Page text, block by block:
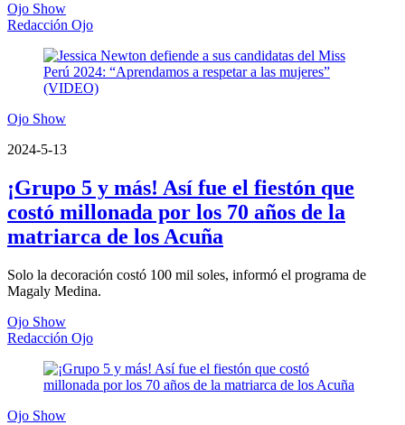
Ojo Show
Redacción Ojo
Ojo Show
2024-5-13
¡Grupo 5 y más! Así fue el fiestón que
costó millonada por los 70 años de la
matriarca de los Acuña
Solo la decoración costó 100 mil soles, informó el programa de
Magaly Medina.
Ojo Show
Redacción Ojo
Ojo Show